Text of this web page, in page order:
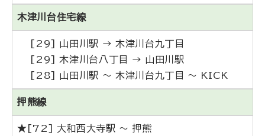
木津川台住宅線
[29] 山田川駅 → 木津川台九丁目
[29] 木津川台八丁目 → 山田川駅
[28] 山田川駅 ～ 木津川台九丁目 ～ KICK
押熊線
★[72] 大和西大寺駅 ～ 押熊